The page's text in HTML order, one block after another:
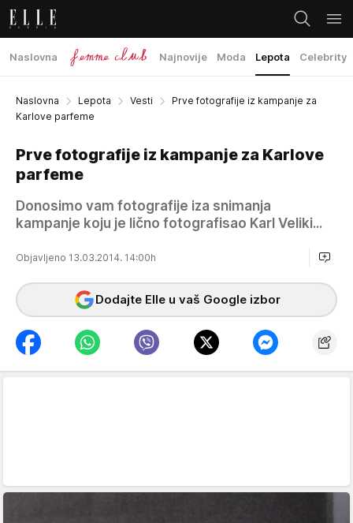
Naslovna Najnovije Moda Lepota Celebrity
Naslovna Lepota Vesti
Prve fotografije iz kampanje za
Karlove parfeme
Prve fotografije iz kampanje za Karlove
parfeme
Donosimo vam fotografije iza snimanja
kampanje koju je lično fotografisao Karl Veliki...
Objavljeno 13.03.2014. 14:00h
Dodajte Elle u vaš Google izbor